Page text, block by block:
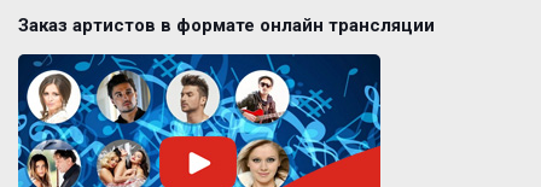
Заказ артистов в формате онлайн трансляции